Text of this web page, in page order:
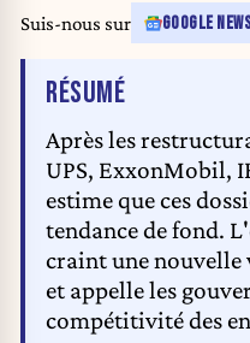
Suis-nous sur GOOGLE
RÉSUMÉDE L'ARTICLE
Après les
UPS, ExxonMobil,
estime que ces
tendance de fond.
craint une nouvelle
et appelle les
compétitivité des